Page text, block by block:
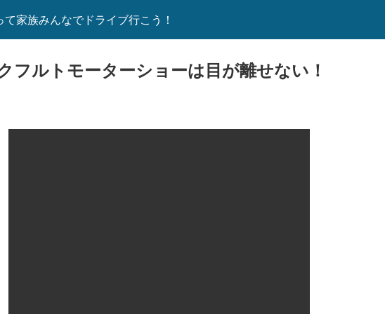
て家族みんなでドライブ行こう！
フルトモーターショーは目が離せない！